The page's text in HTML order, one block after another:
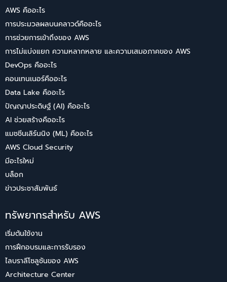
AWS คืออะไร
การประมวลผลบนคลาวด์คืออะไร
การช่วยการเข้าถึงของ AWS
การไม่แบ่งแยก ความหลากหลาย และความเสมอภาคของ AWS
DevOps คืออะไร
คอนเทนเนอร์คืออะไร
Data Lake คืออะไร
ปัญญาประดิษฐ์ (AI) คืออะไร
AI ช่วยสร้างคืออะไร
แมชชีนเลิร์นนิง (ML) คืออะไร
AWS Cloud Security
มีอะไรใหม่
บล็อก
ข่าวประชาสัมพันธ์
ทรัพยากรสำหรับ AWS
เริ่มต้นใช้งาน
การฝึกอบรมและการรับรอง
ไลบราลีโซลูชันของ AWS
Architecture Center